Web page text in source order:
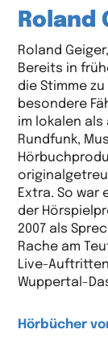
Roland
Roland
Bereits in
die Stimme
besondere
im lokalen
Rundfunk,
Extra. So war
der
2007 als
Rache am
Live-
Wuppertal-
Hörbücher